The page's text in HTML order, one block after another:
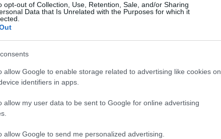
opt-out of Collection, Use, Retention, Sale, and/or Sharing
Data that Is Unrelated with the Purposes for which it
allow Google to enable storage related to advertising like cookies on
identifiers in apps.
allow my user data to be sent to Google for online advertising
allow Google to send me personalized advertising.